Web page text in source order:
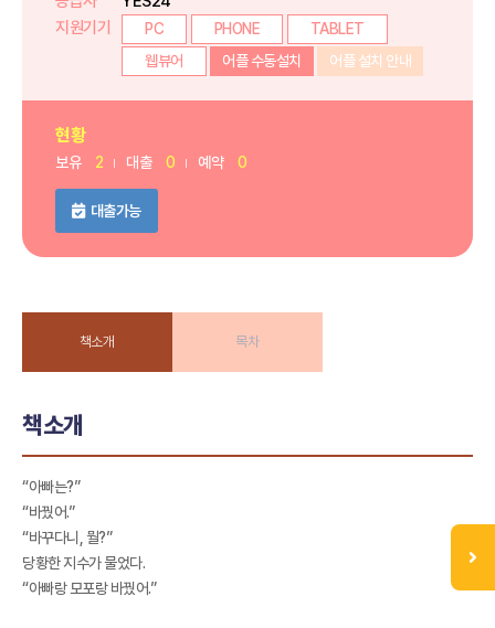
지원기기
PC PHONE
TABLET
웹뷰어
어플 수동설치 어플 설치 안내
현황
보유 2 대출 0 예약 0
대출가능
책소개 목차
책소개
“아빠는?”
“바꿨어.”
“바꾸다니, 뭘?”
당황한 지수가 물었다.
“아빠랑 모포랑 바꿨어.”